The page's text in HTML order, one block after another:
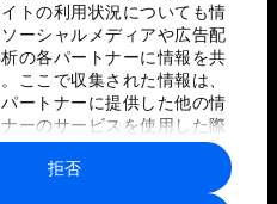
トの利用状況についても情
ーシャルメディアや広告配
の各パートナーに情報を共
ここで収集された情報は、
ートナーに提供した他の情
ーのサービスを使用した際
報と組み合わされ、各パー
使用されることがありま
拒否
シーと利用規約